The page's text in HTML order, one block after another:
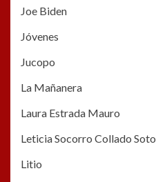
Joe Biden
Jóvenes
Jucopo
La Mañanera
Laura Estrada Mauro
Leticia Socorro Collado Soto
Litio